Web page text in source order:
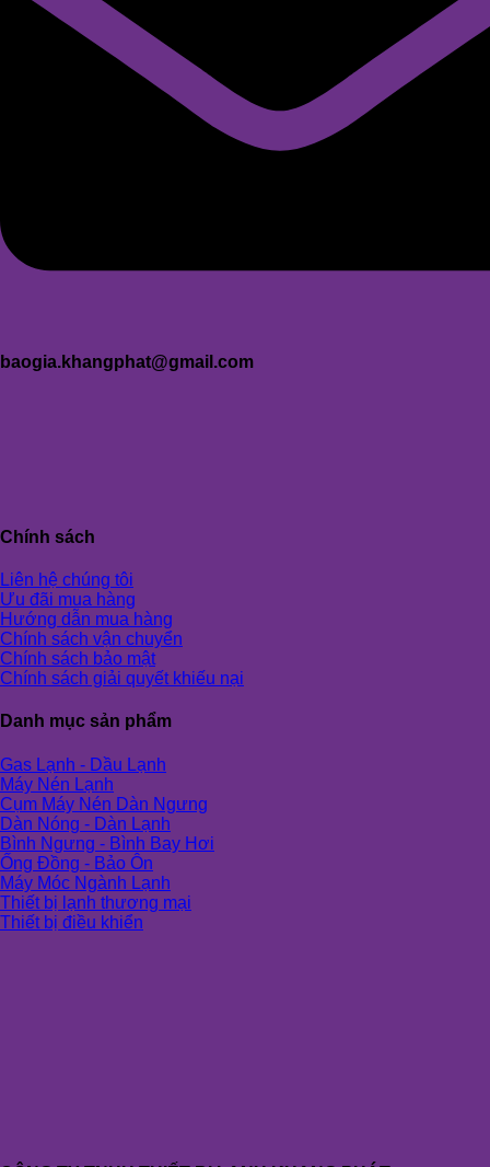
baogia.khangphat@gmail.com
Chính sách
Liên hệ chúng tôi
Ưu đãi mua hàng
Hướng dẫn mua hàng
Chính sách vận chuyển
Chính sách bảo mật
Chính sách giải quyết khiếu nại
Danh mục sản phẩm
Gas Lạnh - Dầu Lạnh
Máy Nén Lạnh
Cụm Máy Nén Dàn Ngưng
Dàn Nóng - Dàn Lạnh
Bình Ngưng - Bình Bay Hơi
Ống Đồng - Bảo Ôn
Máy Móc Ngành Lạnh
Thiết bị lạnh thương mại
Thiết bị điều khiển